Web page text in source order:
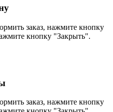
заказ, нажмите кнопку
кнопку "Закрыть".
заказ, нажмите кнопку